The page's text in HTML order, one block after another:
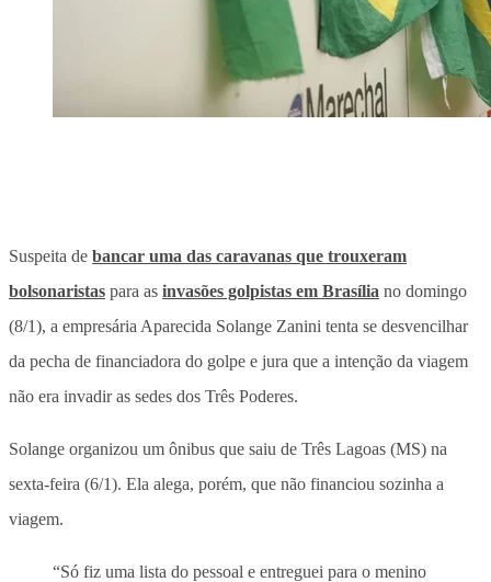
Suspeita de bancar uma das caravanas que trouxeram
bolsonaristas para as invasões golpistas em Brasília no domingo
(8/1), a empresária Aparecida Solange Zanini tenta se desvencilhar
da pecha de financiadora do golpe e jura que a intenção da viagem
não era invadir as sedes dos Três Poderes.
Solange organizou um ônibus que saiu de Três Lagoas (MS) na
sexta-feira (6/1). Ela alega, porém, que não financiou sozinha a
viagem.
“Só fiz uma lista do pessoal e entreguei para o menino